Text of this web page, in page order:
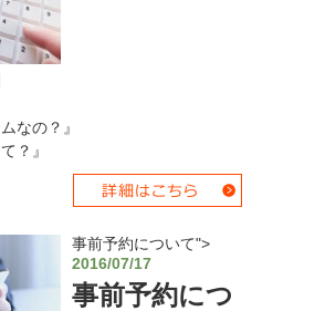
ムなの？』
？』
事前予約について">
2016/07/17
事前予約につ